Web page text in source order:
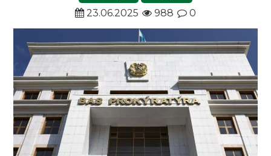
23.06.2025
988 0